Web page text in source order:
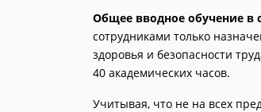
Oбщее вводное обучение в
сотрудниками только
здоровья и безопасности
40 академических часов.
Учитывая, что не на всех